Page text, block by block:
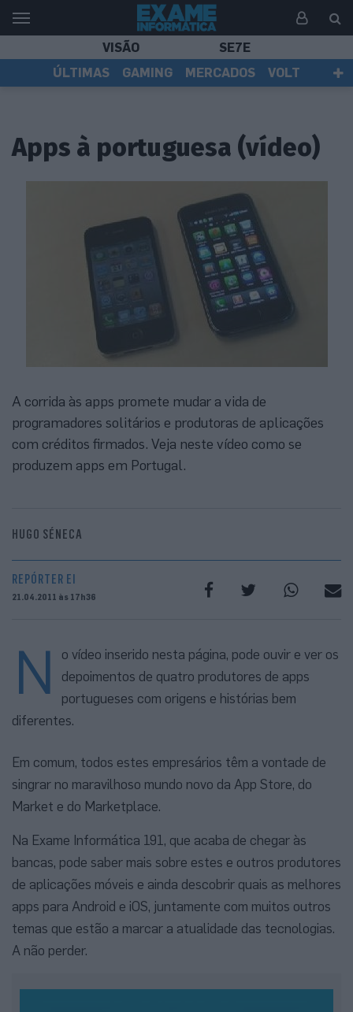
VISÃO
SE7E
ÚLTIMAS
GAMING MERCADOS
VOLT
Apps à portuguesa (vídeo)
A corrida às apps promete mudar a vida de
programadores solitários e produtoras de aplicações
com créditos firmados. Veja neste vídeo como se
produzem apps em Portugal.
HUGO SÉNECA
REPÓRTER EI
21.04.2011 às 17h36
N
o vídeo inserido nesta página, pode ouvir e ver os
depoimentos de quatro produtores de apps
portugueses com origens e histórias bem
diferentes.
Em comum, todos estes empresários têm a vontade de
singrar no maravilhoso mundo novo da App Store, do
Market e do Marketplace.
Na Exame Informática 191, que acaba de chegar às
bancas, pode saber mais sobre estes e outros produtores
de aplicações móveis e ainda descobrir quais as melhores
apps para Android e iOS, juntamente com muitos outros
temas que estão a marcar a atualidade das tecnologias.
A não perder.